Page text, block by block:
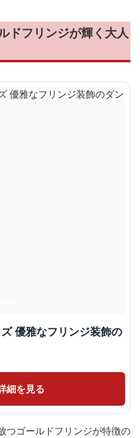
ドフリンジが輝く大人
優雅なフリンジ装飾の
細を見る
つゴールドフリンジが特徴の